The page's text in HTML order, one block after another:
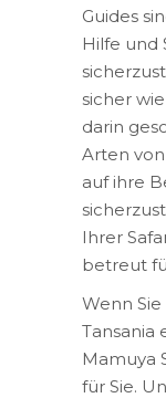
Guides
Hilfe und
sicher
darin
Arten
auf ihre
Ihrer
betreut
Wenn
Tansania
Mamuya
für Sie.